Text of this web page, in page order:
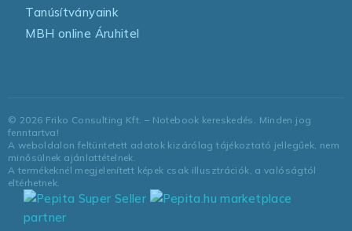
Tanúsítványaink
MBH online Áruhitel
© 2026 Friko Consulting Kft. – Notebook kereskedés. Minden jog
fenntartva!
A weboldalon feltüntetett adatok kizárólag tájékoztató jellegűek, nem
minősülnek ajánlattételnek.
A termékeknél megjelenített képek csak illusztrációk, a valóságtól
eltérhetnek.
marketplace
partner